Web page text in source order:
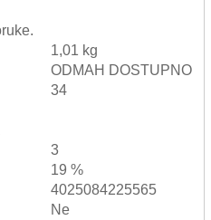
1,01 kg
ODMAH DOSTUPNO
34
3
19 %
4025084225565
Ne